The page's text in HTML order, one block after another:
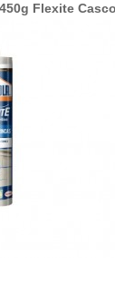
Flexite